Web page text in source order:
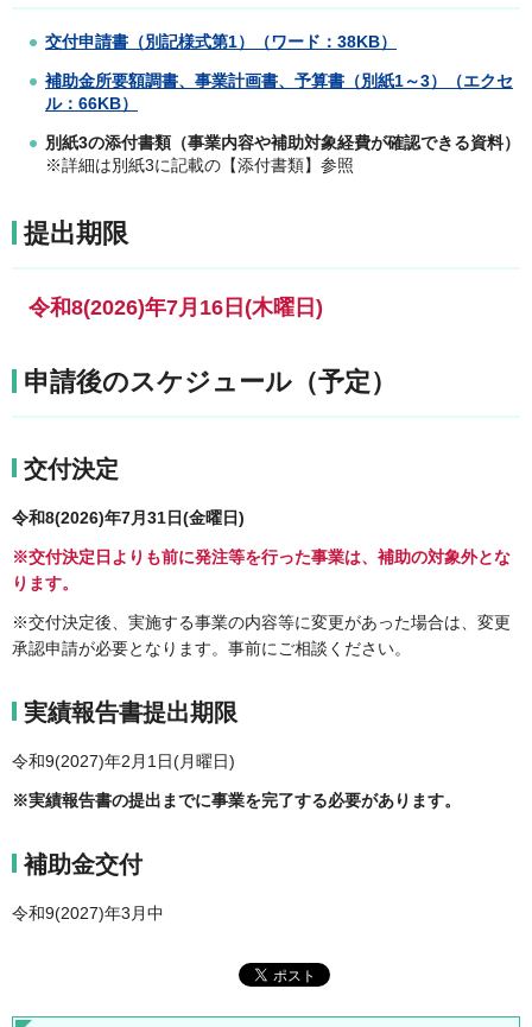
交付申請書（別記様式第1）（ワード：38KB）
補助金所要額調書、事業計画書、予算書（別紙1～3）（エクセ
ル：66KB）
別紙3の添付書類（事業内容や補助対象経費が確認できる資料）
※詳細は別紙3に記載の【添付書類】参照
提出期限
令和8(2026)年7月16日(木曜日)
申請後のスケジュール（予定）
交付決定
令和8(2026)年7月31日(金曜日)
※交付決定日よりも前に発注等を行った事業は、補助の対象外とな
ります。
※交付決定後、実施する事業の内容等に変更があった場合は、変更
承認申請が必要となります。事前にご相談ください。
実績報告書提出期限
令和9(2027)年2月1日(月曜日)
※実績報告書の提出までに事業を完了する必要があります。
補助金交付
令和9(2027)年3月中